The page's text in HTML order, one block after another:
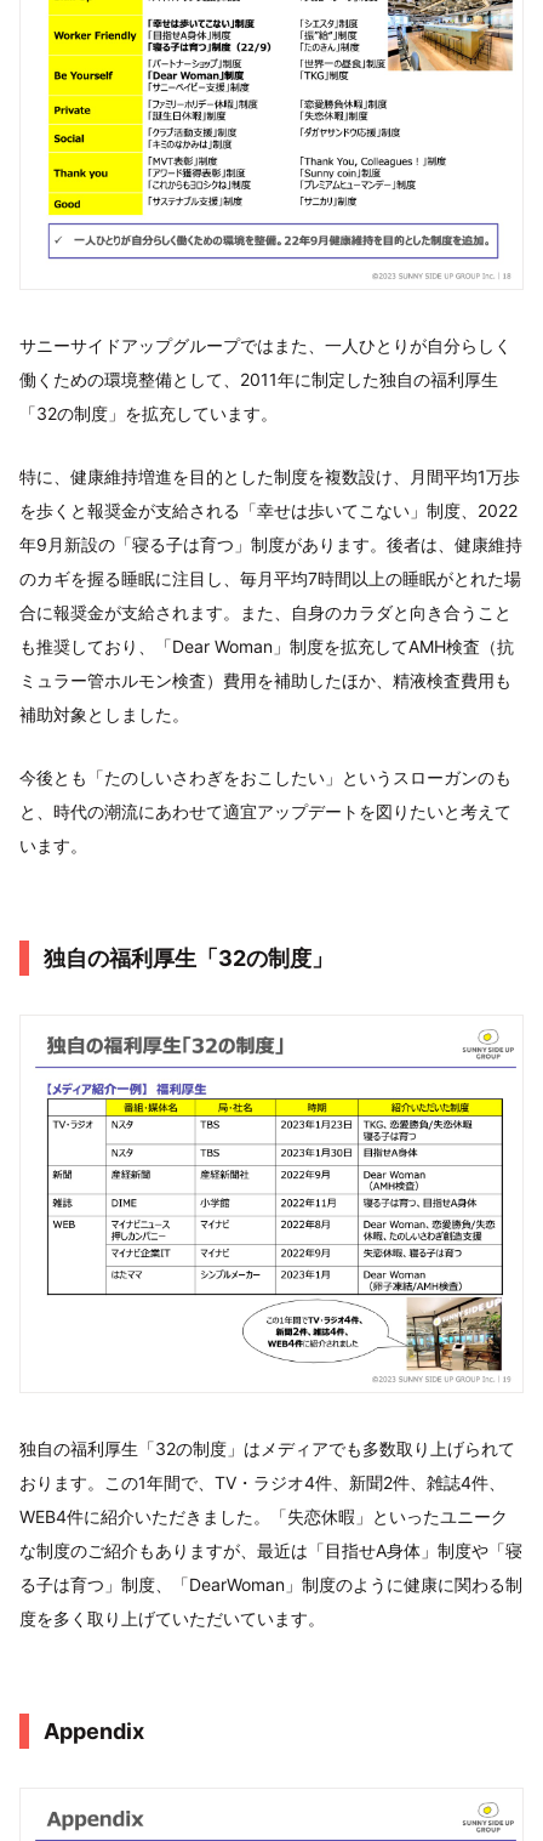
サニーサイドアップグループではまた、一人ひとりが自分らしく
働くための環境整備として、2011年に制定した独自の福利厚生
「32の制度」を拡充しています。
特に、健康維持増進を目的とした制度を複数設け、月間平均1万歩
を歩くと報奨金が支給される「幸せは歩いてこない」制度、2022
年9月新設の「寝る子は育つ」制度があります。後者は、健康維持
のカギを握る睡眠に注目し、毎月平均7時間以上の睡眠がとれた場
合に報奨金が支給されます。また、自身のカラダと向き合うこと
も推奨しており、「Dear Woman」制度を拡充してAMH検査（抗
ミュラー管ホルモン検査）費用を補助したほか、精液検査費用も
補助対象としました。
今後とも「たのしいさわぎをおこしたい」というスローガンのも
と、時代の潮流にあわせて適宜アップデートを図りたいと考えて
います。
独自の福利厚生「32の制度」
独自の福利厚生「32の制度」はメディアでも多数取り上げられて
おります。この1年間で、TV・ラジオ4件、新聞2件、雑誌4件、
WEB4件に紹介いただきました。「失恋休暇」といったユニーク
な制度のご紹介もありますが、最近は「目指せA身体」制度や「寝
る子は育つ」制度、「DearWoman」制度のように健康に関わる制
度を多く取り上げていただいています。
Appendix